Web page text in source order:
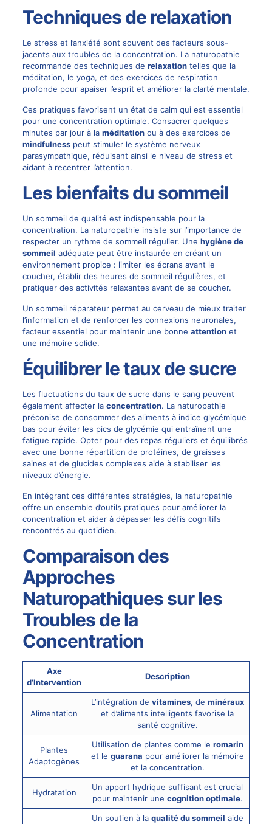
Techniques de relaxation
Le stress et l’anxiété sont souvent des facteurs sous-
jacents aux troubles de la concentration. La naturopathie
recommande des techniques de relaxationtelles que la
méditation, le yoga, et des exercices de respiration
profonde pour apaiser l’esprit et améliorer la clarté mentale.
Ces pratiques favorisent un état de calm qui est essentiel
pour une concentration optimale. Consacrer quelques
minutes par jour à la méditationou à des exercices de
mindfulnesspeut stimuler le système nerveux
parasympathique, réduisant ainsi le niveau de stress et
aidant à recentrer l’attention.
Les bienfaits du sommeil
Un sommeil de qualité est indispensable pour la
concentration. La naturopathie insiste sur l’importance de
respecter un rythme de sommeil régulier. Une hygiène de
sommeil adéquate peut être instaurée en créant un
environnement propice : limiter les écrans avant le
coucher, établir des heures de sommeil régulières, et
pratiquer des activités relaxantes avant de se coucher.
Un sommeil réparateur permet au cerveau de mieux traiter
l’information et de renforcer les connexions neuronales,
facteur essentiel pour maintenir une bonne attentionet
une mémoire solide.
Équilibrer le taux de sucre
Les fluctuations du taux de sucre dans le sang peuvent
également affecter la concentration. La naturopathie
préconise de consommer des aliments à indice glycémique
bas pour éviter les pics de glycémie qui entraînent une
fatigue rapide. Opter pour des repas réguliers et équilibrés
avec une bonne répartition de protéines, de graisses
saines et de glucides complexes aide à stabiliser les
niveaux d’énergie.
En intégrant ces différentes stratégies, la naturopathie
offre un ensemble d’outils pratiques pour améliorer la
concentration et aider à dépasser les défis cognitifs
rencontrés au quotidien.
Comparaison des
Approches
Naturopathiques sur les
Troubles de la
Concentration
Axe
d’Intervention
Description
Alimentation
L’intégration de vitamines, de minéraux
et d’aliments intelligents favorise la
santé cognitive.
Plantes
Adaptogènes
Utilisation de plantes comme le romarin
et le guarana pour améliorer la mémoire
et la concentration.
Hydratation
Un apport hydrique suffisant est crucial
pour maintenir une cognition optimale.
Un soutien à la qualité du sommeil aide